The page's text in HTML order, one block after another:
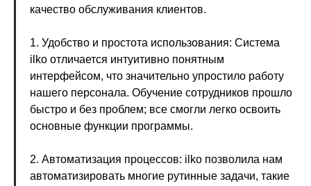
качество обслуживания клиентов.
1. Удобство и простота использования: Система
ilko отличается интуитивно понятным
интерфейсом, что значительно упростило работу
нашего персонала. Обучение сотрудников прошло
быстро и без проблем; все смогли легко освоить
основные функции программы.
2. Автоматизация процессов: ilko позволила нам
автоматизировать многие рутинные задачи, такие